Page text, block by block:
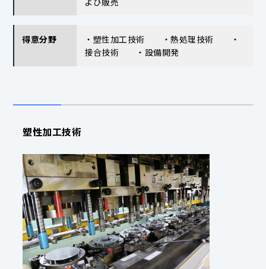
得意分野
・塑性加工技術 ・熱処理技術 ・
接合技術 ・設備開発
塑性加工技術